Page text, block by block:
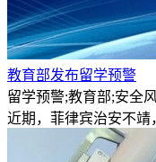
教育部发布留学预警
留学预警;教育部;安全
近期，菲律宾治安不靖